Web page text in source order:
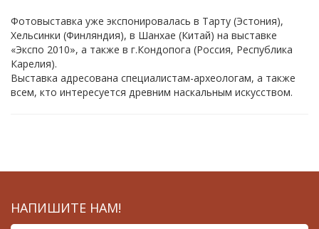
Фотовыставка уже экспонировалась в Тарту (Эстония),
Хельсинки (Финляндия), в Шанхае (Китай) на выставке
«Экспо 2010», а также в г.Кондопога (Россия, Республика
Карелия).
Выставка адресована специалистам-археологам, а также
всем, кто интересуется древним наскальным искусством.
НАПИШИТЕ НАМ!